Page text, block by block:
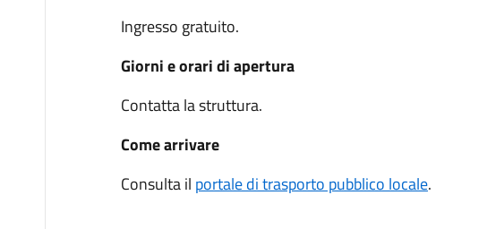
Ingresso gratuito.
Giorni e orari di apertura
Contatta la struttura.
Come arrivare
Consulta il portale di trasporto pubblico locale.